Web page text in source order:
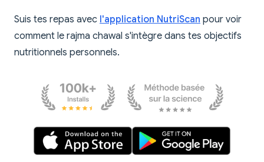
Suis tes repas avec l'application NutriScan pour voir
comment le rajma chawal s'intègre dans tes objectifs
nutritionnels personnels.